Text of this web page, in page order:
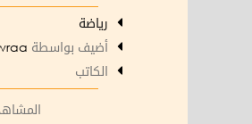
رياضة
أضيف بواسطة
الكاتب